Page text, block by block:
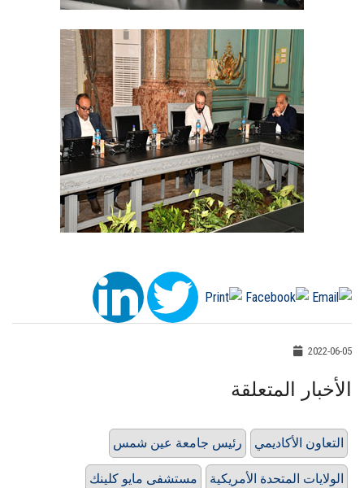
2022-06-05
الأخبار المتعلقة
رئيس جامعة عين شمس التعاون الأكاديمي
مستشفى مايو كلينك الولايات المتحدة الأمريكية